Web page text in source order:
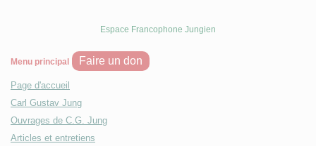
Espace Francophone Jungien
Menu principal Faire un don
Page d'accueil
Carl Gustav Jung
Ouvrages de C.G. Jung
Articles et entretiens